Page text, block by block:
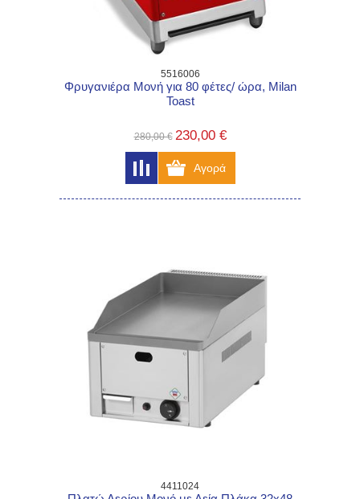
5516006
Φρυγανιέρα Μονή για 80 φέτες/ ώρα, Milan
Toast
280,00 € 230,00 €
4411024